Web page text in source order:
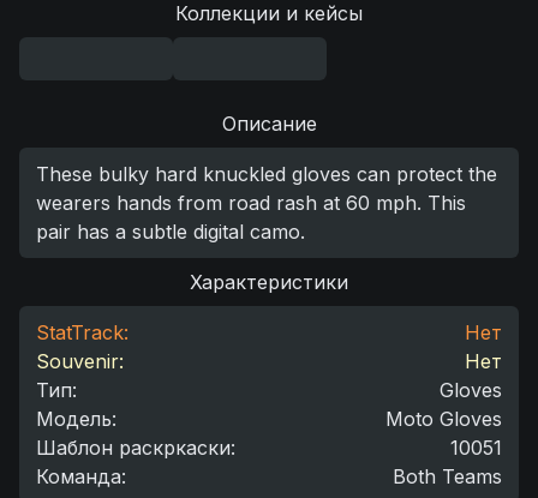
Коллекции и кейсы
Описание
These bulky hard knuckled gloves can protect the
wearers hands from road rash at 60 mph. This
pair has a subtle digital camo.
Характеристики
StatTrack:
Нет
Souvenir:
Нет
Тип:
Gloves
Модель:
Moto Gloves
Шаблон раскркаски:
10051
Команда: Both Teams